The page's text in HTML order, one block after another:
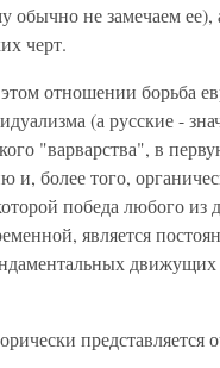
обычно не замечаем ее),
черт.
отношении борьба
(а русские -
"варварства", в
и, более того,
победа любого из
является
движущих
представляется